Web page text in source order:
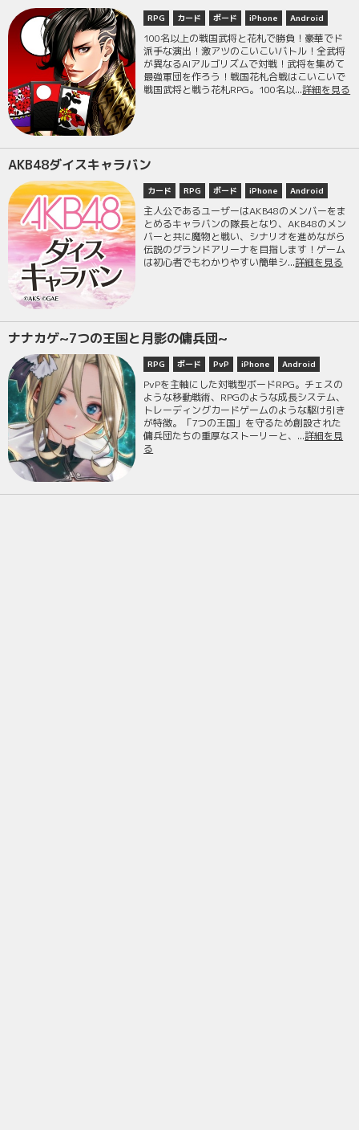
RPG カード ボード iPhone Android
100名以上の戦国武将と花札で勝負！豪華でド
派手な演出！激アツのこいこいバトル！全武将
が異なるAIアルゴリズムで対戦！武将を集めて
最強軍団を作ろう！戦国花札合戦はこいこいで
戦国武将と戦う花札RPG。100名以...詳細を見る
AKB48ダイスキャラバン
カード RPG ボード iPhone Android
主人公であるユーザーはAKB48のメンバーをま
とめるキャラバンの隊長となり、AKB48のメン
バーと共に魔物と戦い、シナリオを進めながら
伝説のグランドアリーナを目指します！ゲーム
は初心者でもわかりやすい簡単シ...詳細を見る
ナナカゲ~7つの王国と月影の傭兵団~
RPG ボード PvP iPhone Android
PvPを主軸にした対戦型ボードRPG。チェスの
ような移動戦術、RPGのような成長システム、
トレーディングカードゲームのような駆け引き
が特徴。「7つの王国」を守るため創設された
傭兵団たちの重厚なストーリーと、...詳細を見
る